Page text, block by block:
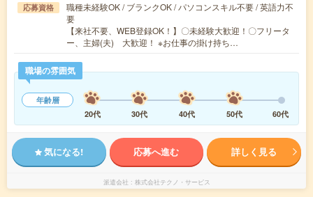
応募資格
職種未経験OK / ブランクOK / パソコンスキル不要 / 英語力不
要
【来社不要、WEB登録OK！】〇未経験大歓迎！〇フリータ
ー、主婦(夫) 大歓迎！ ※お仕事の掛け持ち…
職場の雰囲気
年齢層
20代
30代 40代 50代 60代
気になる! 応募へ進む 詳しく見る
派遣会社 株式会社テクノ・サービス